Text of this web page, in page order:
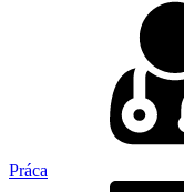
Práca